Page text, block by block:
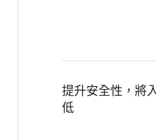
提升安全性，將
低